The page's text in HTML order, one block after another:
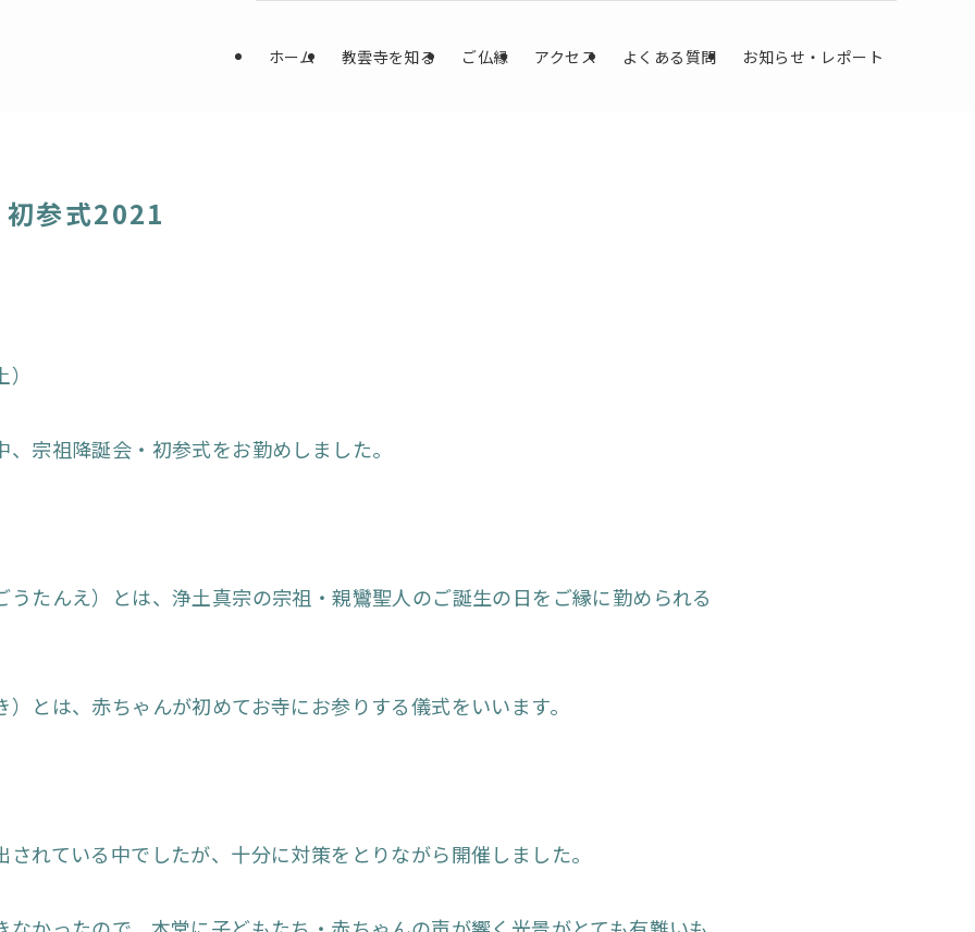
ホーム 教雲寺を知る ご仏縁 アクセス よくある質問 お知らせ・レポート
参式2021
宗祖降誕会・初参式をお勤めしました。
うたんえ）とは、浄土真宗の宗祖・親鸞聖人のご誕生の日をご縁に勤められる
とは、赤ちゃんが初めてお寺にお参りする儀式をいいます。
れている中でしたが、十分に対策をとりながら開催しました。